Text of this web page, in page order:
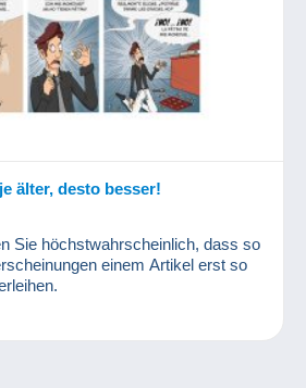
älter, desto besser!
Sie höchstwahrscheinlich, dass so
einem Artikel erst so